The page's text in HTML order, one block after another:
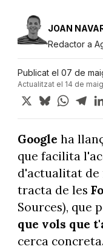
JOAN
Redactor a
Publicat el 07 de
Actualitzat el 14 de
X Bluesky
Google ha
que facilita
d'actualitat de
tracta de les
Sources), que
que vols que
cerca concreta.